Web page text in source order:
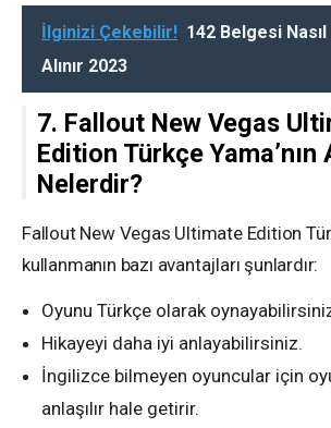
İlginizi Çekebilir! 142 Belgesi Nasıl
Alınır 2023
7. Fallout New Vegas
Edition Türkçe Yama’nın
Nelerdir?
Fallout New Vegas Ultimate Edition
kullanmanın bazı avantajları şunlardır:
Oyunu Türkçe olarak
Hikayeyi daha iyi anlayabilirsiniz.
İngilizce bilmeyen oyuncular için
anlaşılır hale getirir.